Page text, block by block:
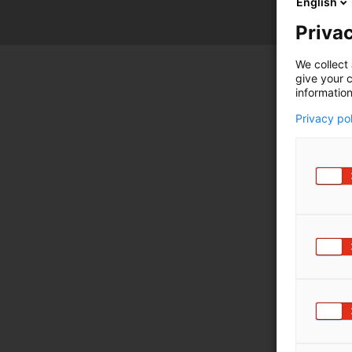
We
give your
Privacy